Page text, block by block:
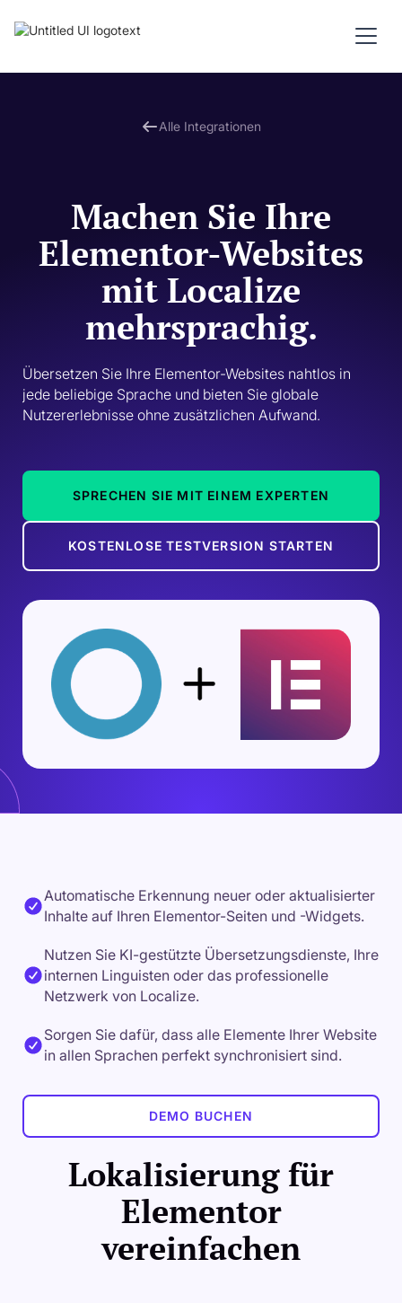
Alle Integrationen
Machen Sie Ihre
Elementor-Websites
mit Localize
mehrsprachig.
Übersetzen Sie Ihre Elementor-Websites nahtlos in
jede beliebige Sprache und bieten Sie globale
Nutzererlebnisse ohne zusätzlichen Aufwand.
SPRECHEN SIE MIT EINEM EXPERTEN
KOSTENLOSE TESTVERSION STARTEN
Lokalisierung für
Elementor
vereinfachen
Automatische Erkennung neuer oder aktualisierter
Inhalte auf Ihren Elementor-Seiten und -Widgets.
Nutzen Sie KI-gestützte Übersetzungsdienste, Ihre
internen Linguisten oder das professionelle
Netzwerk von Localize.
Sorgen Sie dafür, dass alle Elemente Ihrer Website
in allen Sprachen perfekt synchronisiert sind.
DEMO BUCHEN